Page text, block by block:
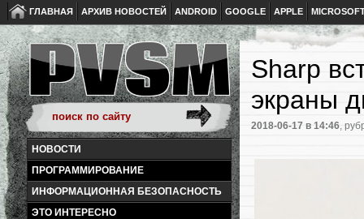
ГЛАВНАЯ АРХИВ НОВОСТЕЙ ANDROID GOOGLE APPLE
НОВОСТИ
ПРОГРАММИРОВАНИЕ
ИНФОРМАЦИОННАЯ БЕЗОПАСНОСТЬ
ЭТО ИНТЕРЕСНО
Sharp
экраны
2018-06-17 в 14:46,